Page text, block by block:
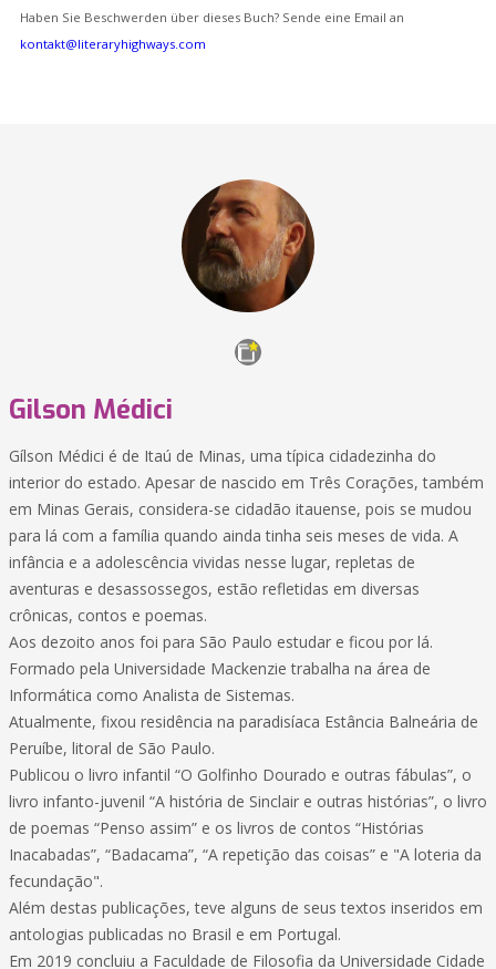
Haben Sie Beschwerden über dieses Buch? Sende eine Email an
kontakt@literaryhighways.com
Gilson Médici
Gílson Médici é de Itaú de Minas, uma típica cidadezinha do
interior do estado. Apesar de nascido em Três Corações, também
em Minas Gerais, considera-se cidadão itauense, pois se mudou
para lá com a família quando ainda tinha seis meses de vida. A
infância e a adolescência vividas nesse lugar, repletas de
aventuras e desassossegos, estão refletidas em diversas
crônicas, contos e poemas.
Aos dezoito anos foi para São Paulo estudar e ficou por lá.
Formado pela Universidade Mackenzie trabalha na área de
Informática como Analista de Sistemas.
Atualmente, fixou residência na paradisíaca Estância Balneária de
Peruíbe, litoral de São Paulo.
Publicou o livro infantil “O Golfinho Dourado e outras fábulas”, o
livro infanto-juvenil “A história de Sinclair e outras histórias”, o livro
de poemas “Penso assim” e os livros de contos “Histórias
Inacabadas”, “Badacama”, “A repetição das coisas” e "A loteria da
fecundação".
Além destas publicações, teve alguns de seus textos inseridos em
antologias publicadas no Brasil e em Portugal.
Em 2019 concluiu a Faculdade de Filosofia da Universidade Cidade